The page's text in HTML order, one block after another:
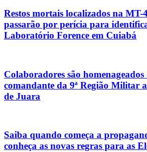
Restos mortais localizados na MT-
passarão por perícia para
Laboratório Forence em Cuiabá
Colaboradores são
comandante da 9ª Região Militar
de Juara
Saiba quando começa a
conheça as novas regras para as